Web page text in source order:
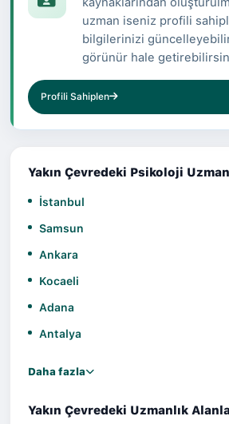
uzman iseniz profili
bilgilerinizi
görünür hale
Profili Sahiplen
Yakın Çevredeki Psikoloji
İstanbul
Samsun
Ankara
Kocaeli
Adana
Antalya
Daha fazla
Yakın Çevredeki Uzmanlık